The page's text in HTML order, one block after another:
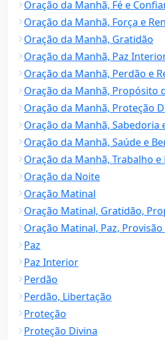
Oração da Manhã, Fé e
Oração da Manhã, Força e
Oração da Manhã, Gratidão
Oração da Manhã, Paz
Oração da Manhã, Perdão e
Oração da Manhã, Propósito
Oração da Manhã, Proteção
Oração da Manhã, Sabedoria
Oração da Manhã, Saúde e
Oração da Manhã, Trabalho
Oração da Noite
Oração Matinal
Oração Matinal, Gratidão,
Oração Matinal, Paz, Provisão
Paz
Paz Interior
Perdão
Perdão, Libertação
Proteção
Proteção Divina